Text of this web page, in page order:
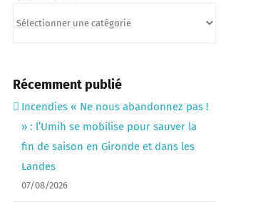
Récemment publié
Incendies « Ne nous abandonnez pas !
» : l’Umih se mobilise pour sauver la
fin de saison en Gironde et dans les
Landes
07/08/2026